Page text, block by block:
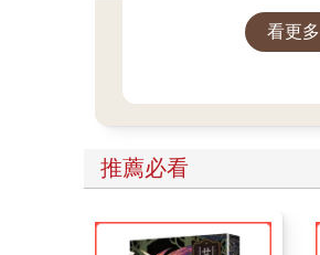
看更多
推薦必看